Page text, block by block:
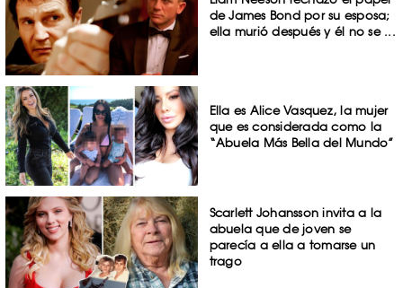
de James Bond por su esposa;
ella murió después y él no se ...
Ella es Alice Vasquez, la mujer
que es considerada como la
“Abuela Más Bella del Mundo”
Scarlett Johansson invita a la
abuela que de joven se
parecía a ella a tomarse un
trago